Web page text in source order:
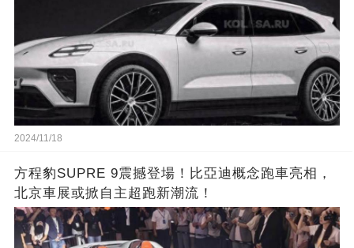
2024/11/18
方程豹SUPRE 9震撼登場！比亞迪概念跑車亮相，
北京車展或掀自主超跑新潮流！